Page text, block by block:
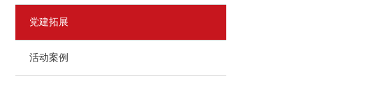
党建拓展
活动案例